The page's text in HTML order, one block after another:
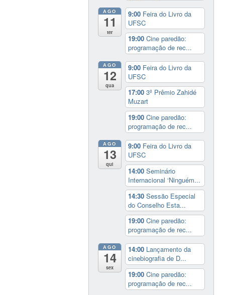
AGO
11
ter
9:00 Feira do Livro da
UFSC
19:00Cine paredão:
programação de rec...
AGO
12
qua
9:00 Feira do Livro da
UFSC
17:003º Prêmio Zahidé
Muzart
19:00Cine paredão:
programação de rec...
AGO
13
qui
9:00 Feira do Livro da
UFSC
14:00Seminário
Internacional ‘Ninguém...
14:30Sessão Especial
do Conselho Esta...
19:00Cine paredão:
programação de rec...
AGO
14
sex
14:00 Lançamento da
cinebiografia de D...
19:00Cine paredão:
programação de rec...